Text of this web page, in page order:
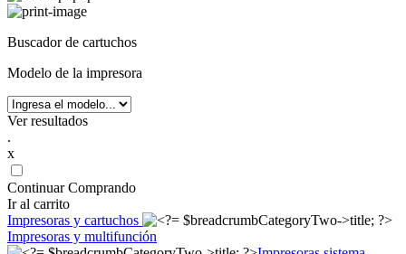
Buscador de cartuchos
Modelo de la impresora
Ver resultados
.
x
Continuar Comprando
Ir al carrito
Impresoras y cartuchos
Impresoras y multifunción